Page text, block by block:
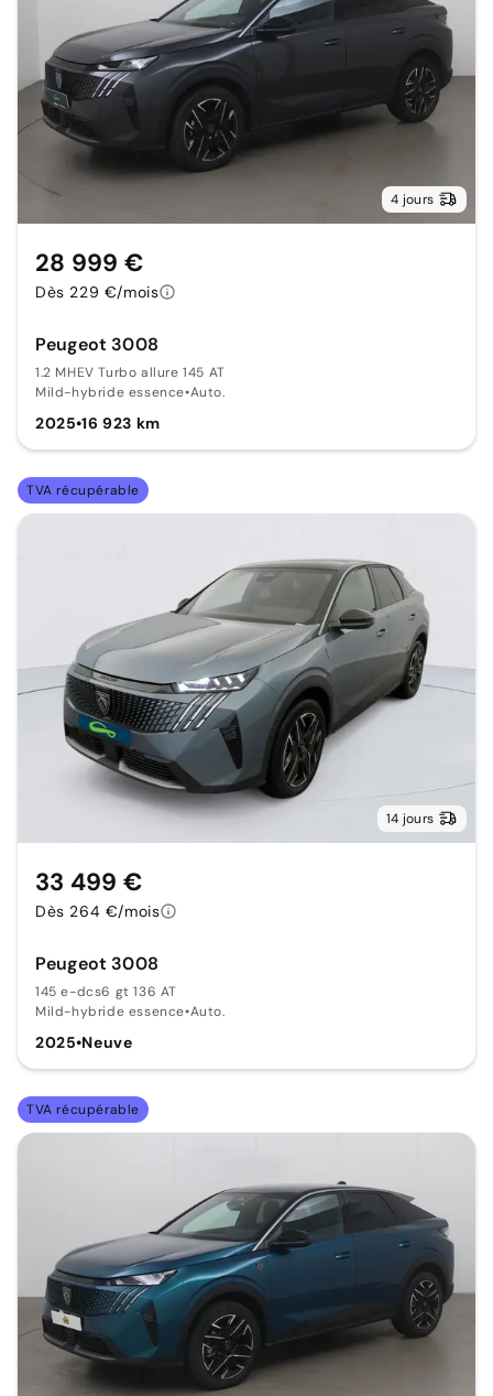
4 jours
Peugeot 3008
1.2 MHEV Turbo allure 145 AT
Mild-hybride essence•Auto.
2025•16 923 km
28 999 €
Dès 229 €/mois
TVA récupérable
14 jours
Peugeot 3008
145 e-dcs6 gt 136 AT
Mild-hybride essence•Auto.
2025•Neuve
33 499 €
Dès 264 €/mois
TVA récupérable